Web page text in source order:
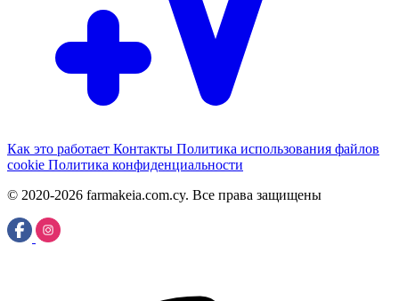
Как это работает Контакты Политика использования файлов
cookie Политика конфиденциальности
© 2020-2026 farmakeia.com.cy. Все права защищены